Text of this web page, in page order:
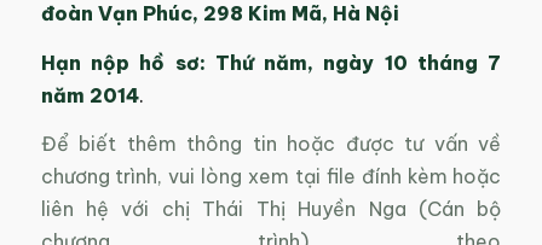
đoàn Vạn Phúc, 298 Kim Mã, Hà Nội
Hạn nộp hồ sơ: Thứ năm, ngày 10 tháng 7
năm 2014.
Để biết thêm thông tin hoặc được tư vấn về
chương trình, vui lòng xem tại file đính kèm hoặc
liên hệ với chị Thái Thị Huyền Nga (Cán bộ